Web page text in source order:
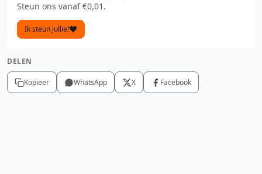
Steun ons vanaf €0,01.
Ik steun jullie!
DELEN
Kopieer WhatsApp X Facebook